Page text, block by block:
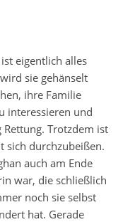
eigentlich alles
sie gehänselt
ihre Familie
interessieren und
Trotzdem ist
sich durchzubeißen.
auch am Ende
war, die schließlich
noch sie selbst
hat. Gerade